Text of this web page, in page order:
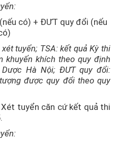
có) + ĐƯT quy đổi (nếu
TSA: kết quả Kỳ thi
khuyến khích theo quy định
Hà Nội; ĐƯT quy đổi:
được quy đổi theo quy
Xét tuyển căn cứ kết quả thi